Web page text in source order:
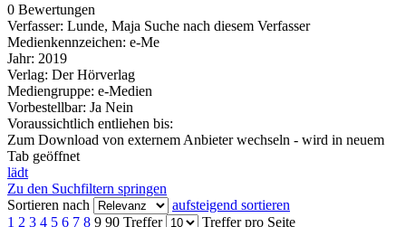
0 Bewertungen
Verfasser: Lunde, Maja Suche nach diesem Verfasser
Medienkennzeichen: e-Me
Jahr: 2019
Verlag: Der Hörverlag
Mediengruppe: e-Medien
Vorbestellbar: Ja Nein
Voraussichtlich entliehen bis:
Zum Download von externem Anbieter wechseln - wird in neuem
Tab geöffnet
lädt
Zu den Suchfiltern springen
Sortieren nach
aufsteigend sortieren
1 2 3 4 5 6 7 8 9 90 Treffer Treffer pro Seite